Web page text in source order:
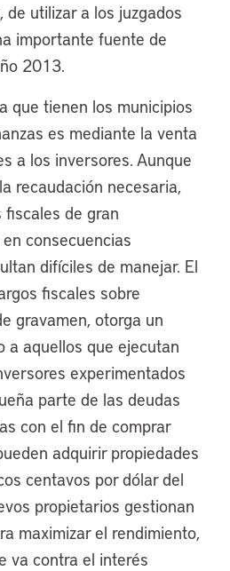
de utilizar a los juzgados
importante fuente de
2013.
que tienen los municipios
es mediante la venta
a los inversores. Aunque
recaudación necesaria,
de gran
consecuencias
difíciles de manejar. El
fiscales sobre
gravamen, otorga un
a aquellos que ejecutan
experimentados
parte de las deudas
con el fin de comprar
adquirir propiedades
centavos por dólar del
propietarios gestionan
maximizar el rendimiento,
va contra el interés